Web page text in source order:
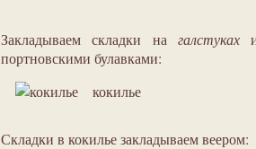
Закладываем складки на галстуках
портновскими булавками:
кокилье
Складки в кокилье закладываем веером: